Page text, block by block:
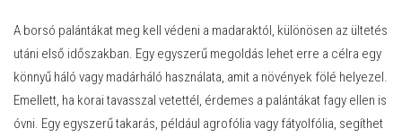
A borsó palántákat meg kell védeni a madaraktól, különösen az ültetés
utáni első időszakban. Egy egyszerű megoldás lehet erre a célra egy
könnyű háló vagy madárháló használata, amit a növények fölé helyezel.
Emellett, ha korai tavasszal vetettél, érdemes a palántákat fagy ellen is
óvni. Egy egyszerű takarás, például agrofólia vagy fátyolfólia, segíthet